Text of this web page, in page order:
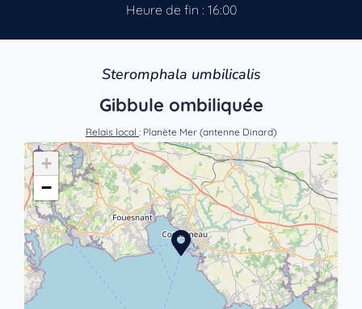
Heure de fin : 16:00
Steromphala umbilicalis
Gibbule ombiliquée
Relais local : Planète Mer (antenne Dinard)
+
−